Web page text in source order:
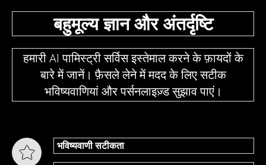
बहुमूल्य ज्ञान और अंतर्दृष्टि
हमारी AI पामिस्ट्री सर्विस इस्तेमाल करने के फ़ायदों के
बारे में जानें। फ़ैसले लेने में मदद के लिए सटीक
भविष्यवाणियां और पर्सनलाइज़्ड सुझाव पाएं।
भविष्यवाणी सटीकता